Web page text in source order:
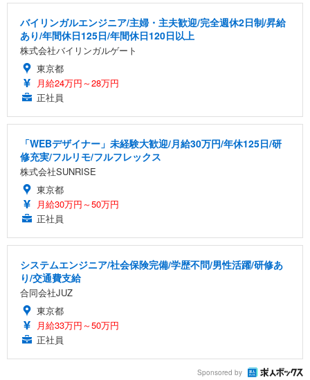
バイリンガルエンジニア/主婦・主夫歓迎/完全週休2日制/昇給
あり/年間休日125日/年間休日120日以上
株式会社バイリンガルゲート
東京都
月給24万円～28万円
正社員
「WEBデザイナー」未経験大歓迎/月給30万円/年休125日/研
修充実/フルリモ/フルフレックス
株式会社SUNRISE
東京都
月給30万円～50万円
正社員
システムエンジニア/社会保険完備/学歴不問/男性活躍/研修あ
り/交通費支給
合同会社JUZ
東京都
月給33万円～50万円
正社員
Sponsored by